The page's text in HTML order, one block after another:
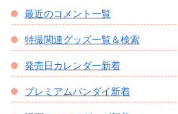
最近のコメント一覧
特撮関連グッズ一覧＆検索
発売日カレンダー新着
プレミアムバンダイ新着